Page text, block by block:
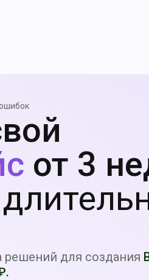
от 3
решений для создания